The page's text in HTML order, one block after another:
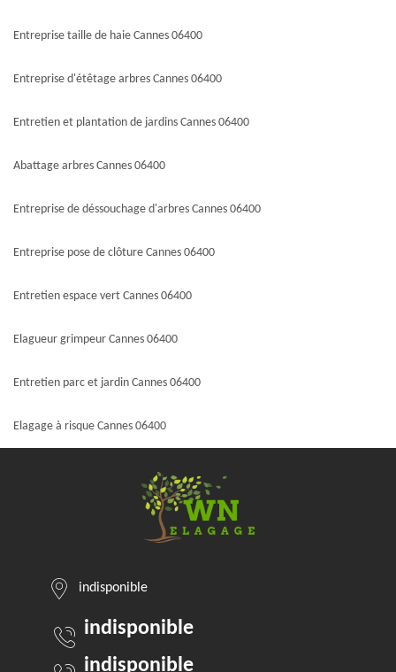
Entreprise taille de haie Cannes 06400
Entreprise d'étêtage arbres Cannes 06400
Entretien et plantation de jardins Cannes 06400
Abattage arbres Cannes 06400
Entreprise de déssouchage d'arbres Cannes 06400
Entreprise pose de clôture Cannes 06400
Entretien espace vert Cannes 06400
Elagueur grimpeur Cannes 06400
Entretien parc et jardin Cannes 06400
Elagage à risque Cannes 06400
indisponible
indisponible
indisponible